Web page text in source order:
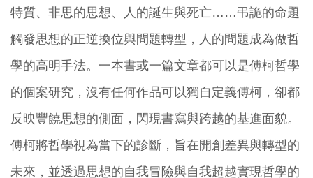
特質、非思的思想、人的誕生與死亡……弔詭的命題
觸發思想的正逆換位與問題轉型，人的問題成為做哲
學的高明手法。一本書或一篇文章都可以是傅柯哲學
的個案研究，沒有任何作品可以獨自定義傅柯，卻都
反映豐饒思想的側面，閃現書寫與跨越的基進面貌。
傅柯將哲學視為當下的診斷，旨在開創差異與轉型的
未來，並透過思想的自我冒險與自我超越實現哲學的